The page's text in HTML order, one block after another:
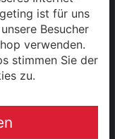
253
Uhr
ist für uns
Besucher
verwenden.
stimmen Sie der
zu.